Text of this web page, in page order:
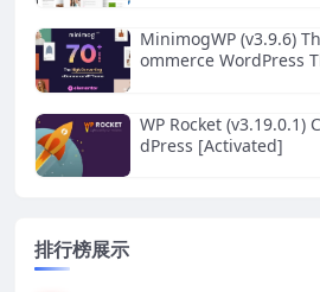
MinimogWP (v3.9.6)
ommerce WordPress
WP Rocket
dPress [Activated]
排行榜展示